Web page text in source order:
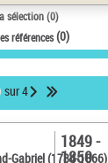
sélection (0)
références(0)
sur 4
Gabriel (1784-1866)
1849 -
1850